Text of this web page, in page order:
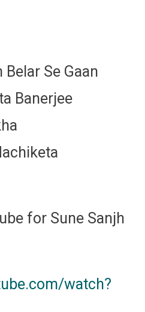
Belar Se Gaan
Banerjee
for Sune Sanjh
watch?